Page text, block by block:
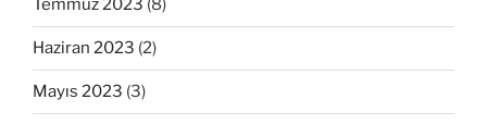
Temmuz 2023 (8)
Haziran 2023 (2)
Mayıs 2023 (3)